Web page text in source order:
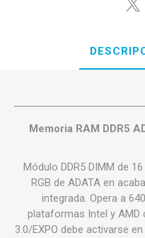
Memoria RAM DDR5
Módulo DDR5 DIMM de
RGB de ADATA en
integrada. Opera a
plataformas Intel y AMD
3.0/EXPO debe activarse